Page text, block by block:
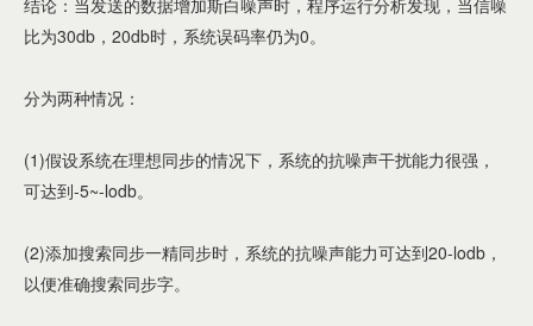
结论：当发送的数据增加斯白噪声时，程序运行分析发现，当信噪
比为30db，20db时，系统误码率仍为0。
分为两种情况：
(1)假设系统在理想同步的情况下，系统的抗噪声干扰能力很强，
可达到-5~-lodb。
(2)添加搜索同步一精同步时，系统的抗噪声能力可达到20-lodb，
以便准确搜索同步字。